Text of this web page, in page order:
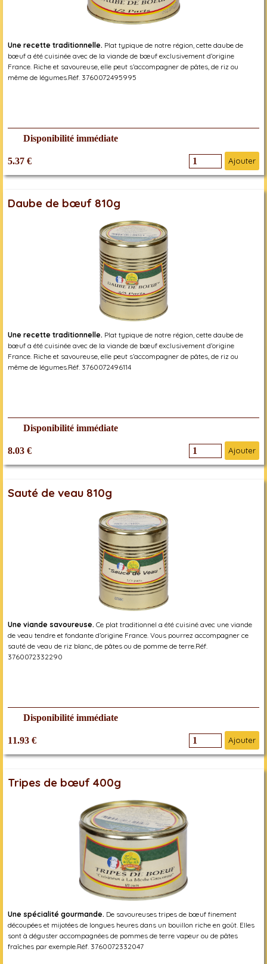
Une recette traditionnelle. Plat typique de notre région, cette daube de
bœuf a été cuisinée avec de la viande de bœuf exclusivement d’origine
France. Riche et savoureuse, elle peut s’accompagner de pâtes, de riz ou
même de légumes.Réf. 3760072495995
Disponibilité immédiate
5.37 € Ajouter
Daube de bœuf 810g
Une recette traditionnelle. Plat typique de notre région, cette daube de
bœuf a été cuisinée avec de la viande de bœuf exclusivement d’origine
France. Riche et savoureuse, elle peut s’accompagner de pâtes, de riz ou
même de légumes.Réf. 3760072496114
Disponibilité immédiate
8.03 € Ajouter
Sauté de veau 810g
Une viande savoureuse. Ce plat traditionnel a été cuisiné avec une viande
de veau tendre et fondante d’origine France. Vous pourrez accompagner ce
sauté de veau de riz blanc, de pâtes ou de pomme de terre.Réf.
3760072332290
Disponibilité immédiate
11.93 € Ajouter
Tripes de bœuf 400g
Une spécialité gourmande. De savoureuses tripes de bœuf finement
découpées et mijotées de longues heures dans un bouillon riche en goût. Elles
sont à déguster accompagnées de pommes de terre vapeur ou de pâtes
fraîches par exemple.Réf. 3760072332047